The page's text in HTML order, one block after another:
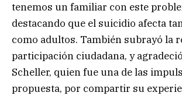
tenemos un familiar con este
destacando que el suicidio afecta
como adultos. También subrayó la
participación ciudadana, y
Scheller, quien fue una de las
propuesta, por compartir su